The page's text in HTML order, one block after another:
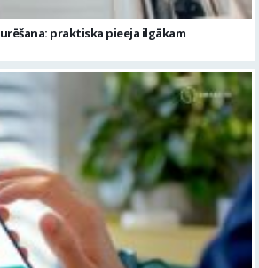
praktiska pieeja ilgākam